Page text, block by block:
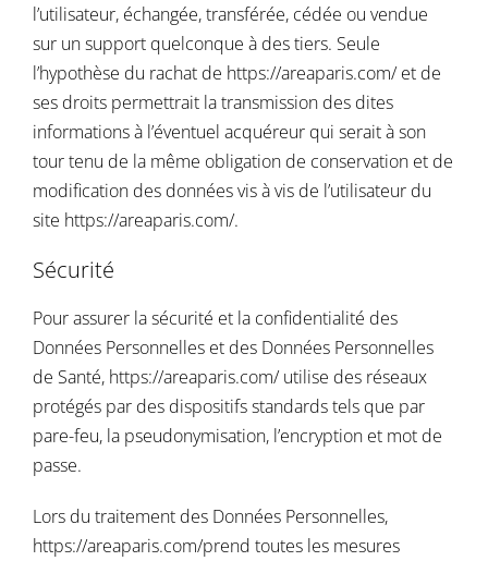
l’utilisateur, échangée, transférée, cédée ou vendue
sur un support quelconque à des tiers. Seule
l’hypothèse du rachat de https://areaparis.com/et de
ses droits permettrait la transmission des dites
informations à l’éventuel acquéreur qui serait à son
tour tenu de la même obligation de conservation et de
modification des données vis à vis de l’utilisateur du
site https://areaparis.com/.
Sécurité
Pour assurer la sécurité et la confidentialité des
Données Personnelles et des Données Personnelles
de Santé, https://areaparis.com/utilise des réseaux
protégés par des dispositifs standards tels que par
pare-feu, la pseudonymisation, l’encryption et mot de
passe.
Lors du traitement des Données Personnelles,
https://areaparis.com/prend toutes les mesures